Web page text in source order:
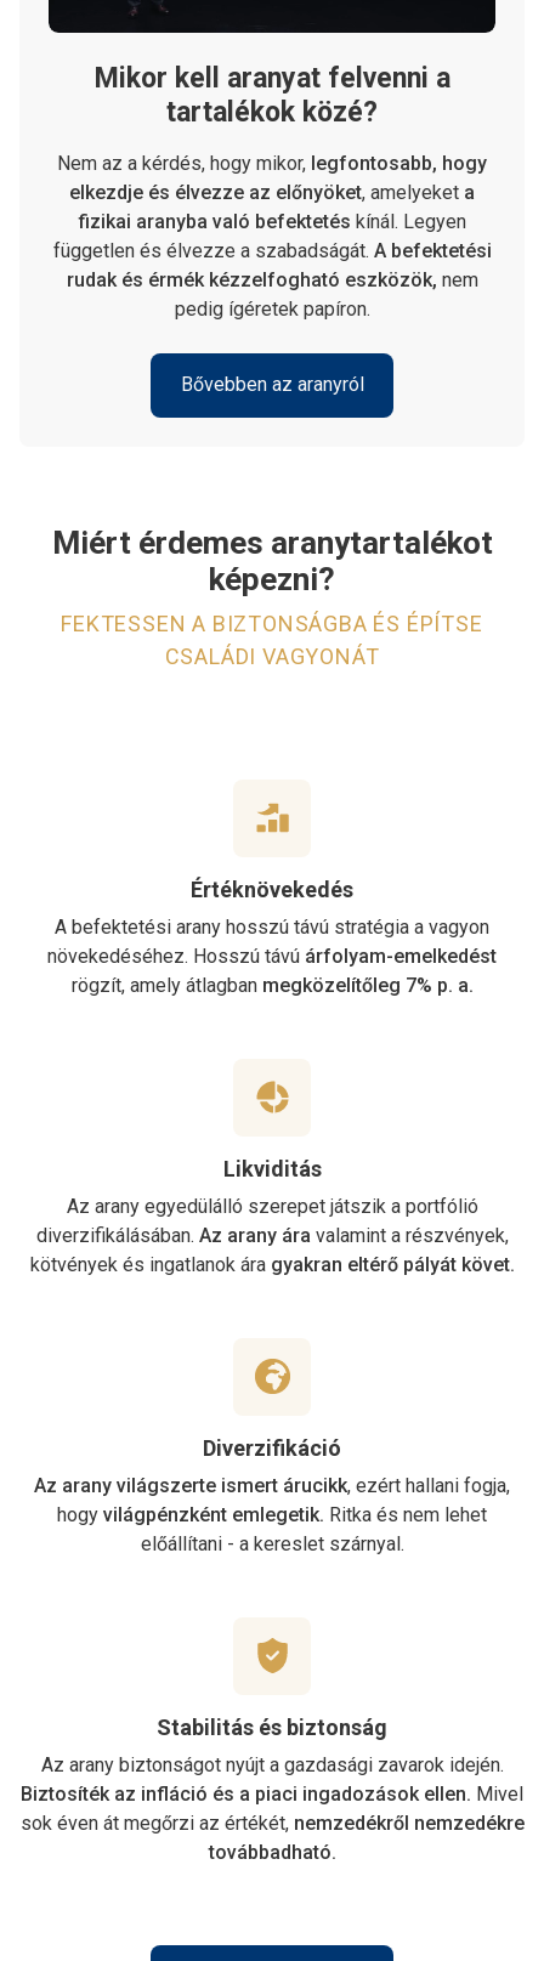
Mikor kell aranyat felvenni a
tartalékok közé?
Nem az a kérdés, hogy mikor, legfontosabb, hogy
elkezdje és élvezze az előnyöket, amelyeket a
fizikai aranyba való befektetés kínál. Legyen
független és élvezze a szabadságát. A befektetési
rudak és érmék kézzelfogható eszközök, nem
pedig ígéretek papíron.
Bővebben az aranyról
Miért érdemes aranytartalékot
képezni?
FEKTESSEN A BIZTONSÁGBA ÉS ÉPÍTSE
CSALÁDI VAGYONÁT
Értéknövekedés
A befektetési arany hosszú távú stratégia a vagyon
növekedéséhez. Hosszú távú árfolyam-emelkedést
rögzít, amely átlagban megközelítőleg 7% p. a.
Likviditás
Az arany egyedülálló szerepet játszik a portfólió
diverzifikálásában. Az arany ára valamint a részvények,
kötvények és ingatlanok ára gyakran eltérő pályát követ.
Diverzifikáció
Az arany világszerte ismert árucikk, ezért hallani fogja,
hogy világpénzként emlegetik. Ritka és nem lehet
előállítani - a kereslet szárnyal.
Stabilitás és biztonság
Az arany biztonságot nyújt a gazdasági zavarok idején.
Biztosíték az infláció és a piaci ingadozások ellen. Mivel
sok éven át megőrzi az értékét, nemzedékről nemzedékre
továbbadható.